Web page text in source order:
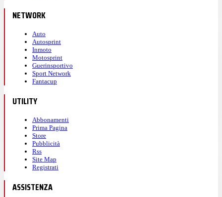
NETWORK
Auto
Autosprint
Inmoto
Motosprint
Guerinsportivo
Sport Network
Fantacup
UTILITY
Abbonamenti
Prima Pagina
Store
Pubblicità
Rss
Site Map
Registrati
ASSISTENZA